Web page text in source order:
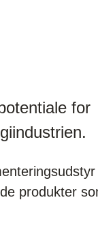
for
produkter